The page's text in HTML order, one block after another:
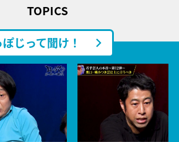
TOPICS
じって聞け！